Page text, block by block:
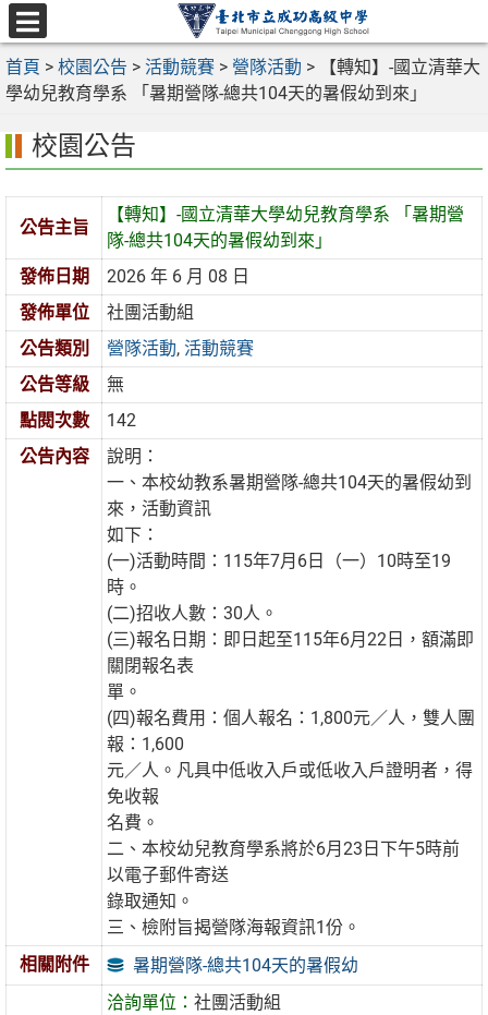
跳
至
主
要
區
選
單
首頁 > 校園公告 > 活動競賽 > 營隊活動 >
【轉知】-國立清華大
學幼兒教育學系 「暑期營隊-總共104天的暑假幼到來」
校園公告
公告主旨
【轉知】-國立清華大學幼兒教育學系 「暑期營
隊-總共104天的暑假幼到來」
發佈日期
2026 年 6 月 08 日
發佈單位
社團活動組
公告類別
營隊活動,活動競賽
公告等級
無
點閱次數
142
公告內容
說明：
一、本校幼教系暑期營隊-總共104天的暑假幼到
來，活動資訊
如下：
(一)活動時間：115年7月6日（一）10時至19
時。
(二)招收人數：30人。
(三)報名日期：即日起至115年6月22日，額滿即
關閉報名表
單。
(四)報名費用：個人報名：1,800元／人，雙人團
報：1,600
元／人。凡具中低收入戶或低收入戶證明者，得
免收報
名費。
二、本校幼兒教育學系將於6月23日下午5時前
以電子郵件寄送
錄取通知。
三、檢附旨揭營隊海報資訊1份。
相關附件
暑期營隊-總共104天的暑假幼
洽詢單位：社團活動組